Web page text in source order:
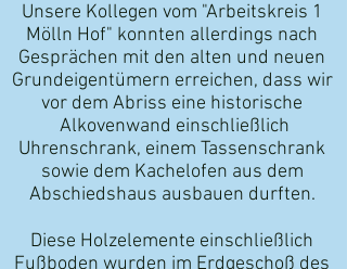
Unsere Kollegen vom "Arbeitskreis 1
Mölln Hof" konnten allerdings nach
Gesprächen mit den alten und neuen
Grundeigentümern erreichen, dass wir
vor dem Abriss eine historische
Alkovenwand einschließlich
Uhrenschrank, einem Tassenschrank
sowie dem Kachelofen aus dem
Abschiedshaus ausbauen durften.
Diese Holzelemente einschließlich
Fußboden wurden im Erdgeschoß des